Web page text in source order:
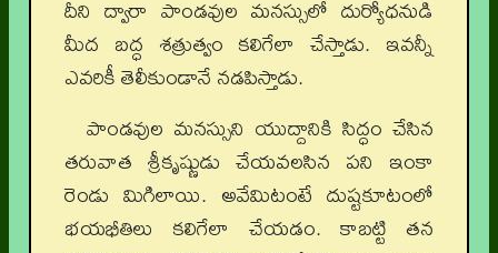
దీని ద్వారా పాండవుల మనస్సులో దుర్యోధనుడి
మీద బద్ధ శత్రుత్వం కలిగేలా చేస్తాడు. ఇవన్నీ
ఎవరికీ తెలీకుండానే నడపిస్తాడు.
పాండవుల మనస్సుని యుద్దానికి సిద్ధం చేసిన
తరువాత శ్రీకృష్ణుడు చేయవలసిన పని ఇంకా
రెండు మిగిలాయి. అవేమిటంటే దుష్టకూటంలో
భయభీతిలు కలిగేలా చేయడం. కాబట్టి తన